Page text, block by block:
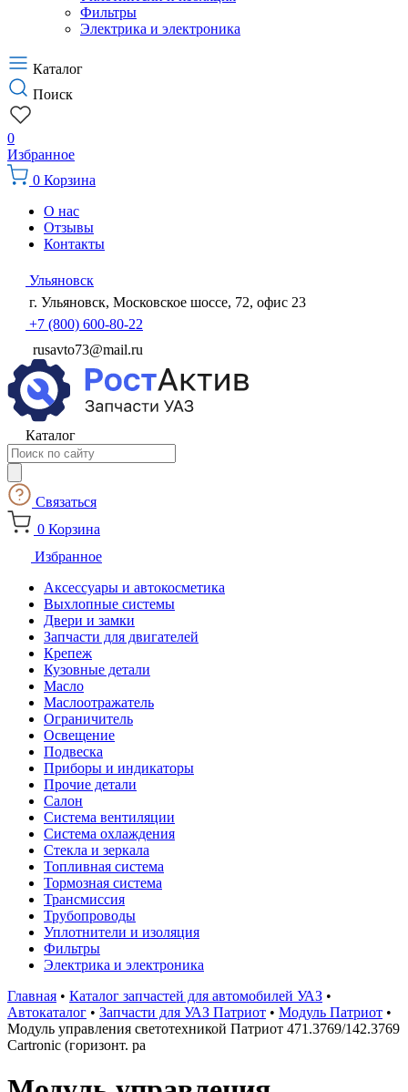
Фильтры
Электрика и электроника
Каталог
Поиск
0
Избранное
0 Корзина
О нас
Отзывы
Контакты
Ульяновск
г. Ульяновск, Московское шоссе, 72, офис 23
+7 (800) 600-80-22
rusavto73@mail.ru
Каталог
Поиск
товаров
Связаться
0 Корзина
Избранное
Аксессуары и автокосметика
Выхлопные системы
Двери и замки
Запчасти для двигателей
Крепеж
Кузовные детали
Масло
Маслоотражатель
Ограничитель
Освещение
Подвеска
Приборы и индикаторы
Прочие детали
Салон
Система вентиляции
Система охлаждения
Стекла и зеркала
Топливная система
Тормозная система
Трансмиссия
Трубопроводы
Уплотнители и изоляция
Фильтры
Электрика и электроника
Главная • Каталог запчастей для автомобилей УАЗ •
Автокаталог • Запчасти для УАЗ Патриот • Модуль Патриот •
Модуль управления светотехникой Патриот 471.3769/142.3769
Cartronic (горизонт. ра